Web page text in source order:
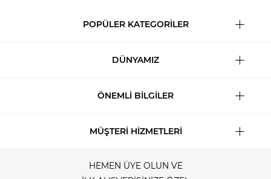
POPÜLER KATEGORİLER
DÜNYAMIZ
ÖNEMLİ BİLGİLER
MÜŞTERİ HİZMETLERİ
HEMEN ÜYE OLUN VE